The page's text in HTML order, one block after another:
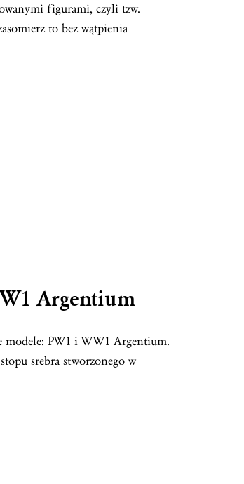
figurami, czyli tzw.
to bez wątpienia
Argentium
modele: PW1 i WW1 Argentium.
srebra stworzonego w